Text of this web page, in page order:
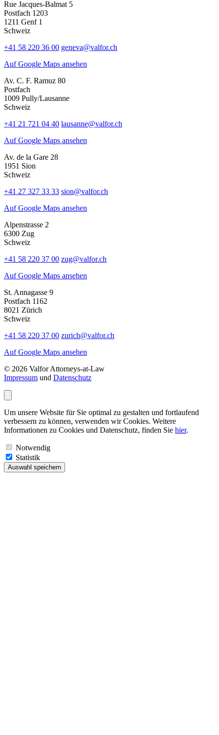
Rue Jacques-Balmat 5
Postfach 1203
1211 Genf 1
Schweiz
+41 58 220 36 00 geneva@valfor.ch
Auf Google Maps ansehen
Av. C. F. Ramuz 80
Postfach
1009 Pully/Lausanne
Schweiz
+41 21 721 04 40 lausanne@valfor.ch
Auf Google Maps ansehen
Av. de la Gare 28
1951 Sion
Schweiz
+41 27 327 33 33 sion@valfor.ch
Auf Google Maps ansehen
Alpenstrasse 2
6300 Zug
Schweiz
+41 58 220 37 00 zug@valfor.ch
Auf Google Maps ansehen
St. Annagasse 9
Postfach 1162
8021 Zürich
Schweiz
+41 58 220 37 00 zurich@valfor.ch
Auf Google Maps ansehen
© 2026 Valfor Attorneys‑at‑Law
Impressum und Datenschutz
Um unsere Website für Sie optimal zu gestalten und fortlaufend
verbessern zu können, verwenden wir Cookies. Weitere
Informationen zu Cookies und Datenschutz, finden Sie hier.
Notwendig
Statistik
Auswahl speichern